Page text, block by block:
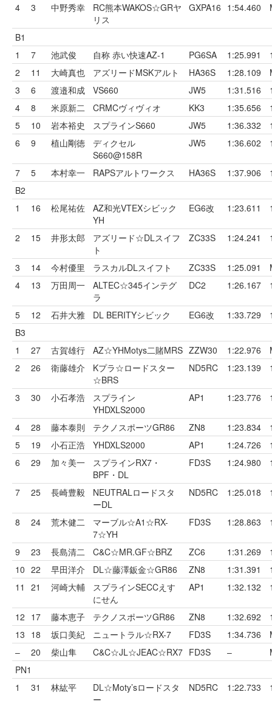
4 3 中野秀幸
RC熊本WAKOS☆GRヤ
リス
GXPA16 1:54.460
B1
1
7 池武俊 自称 赤い快速AZ-1 PG6SA 1:25.991
2
11 大崎真也 アズリードMSKアルト HA36S 1:28.109
3
6 渡邉和成 VS660 JW5 1:31.516
4
8 米原新二 CRMCヴィヴィオ KK3 1:35.656
5
10 岩本裕史 スプラインS660 JW5 1:36.332
6
9 植山剛徳
ディクセル
S660@158R
JW5 1:36.602
7 5 本村幸一 RAPSアルトワークス HA36S 1:37.906
B2
1
16 松尾祐佐
AZ和光VTEXシビック
YH
EG6改 1:23.611
2 15 井形太郎
アズリード☆DLスイフ
ト
ZC33S 1:24.241
3 14 今村優里 ラスカルDLスイフト ZC33S 1:25.091
4
13 万田周一
ALTEC☆345インテグ
ラ
DC2 1:26.167
5 12 石井大雅 DL BERITYシビック EG6改 1:33.729
B3
1
27 古賀雄行 AZ☆YHMotys二賭MRS ZZW30 1:22.976
2
26 衛藤雄介
Kプラ☆ロードスター
☆BRS
ND5RC 1:23.139
3 30 小石孝浩
スプライン
YHDXLS2000
AP1 1:23.776
4 28 藤本泰則 テクノスポーツGR86 ZN8 1:23.834
5
19 小石正浩 YHDXLS2000 AP1 1:24.726
6
29 加々美一
スプラインRX7・
BPF・DL
FD3S 1:24.980
7 25 ⾧崎豊毅
NEUTRALロードスタ
ーDL
ND5RC 1:25.018
8 24 荒木健二
マーブル☆A1☆RX-
7☆YH
FD3S 1:28.863
9 23 ⾧島清二 C&C☆MR.GF☆BRZ ZC6 1:31.269
10 22 早田洋介 DL☆藤澤鈑金☆GR86 ZN8 1:31.391
11
21 河崎大輔
スプラインSECCえす
にせん
AP1 1:32.132
12 17 藤本恵子 テクノスポーツGR86 ZN8 1:32.692
13 18 坂口美紀 ニュートラル☆RX-7 FD3S 1:34.736
–
20 柴山隼 C&C☆JL☆JEAC☆RX7 FD3S –
PN1
1
31 林紘平
DL☆Moty’sロードスタ
ー
ND5RC 1:22.733